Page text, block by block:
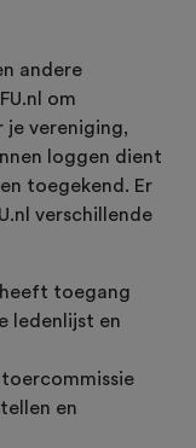
andere
om
je vereniging,
loggen dient
toegekend. Er
verschillende
heeft toegang
ledenlijst en
toercommissie
en